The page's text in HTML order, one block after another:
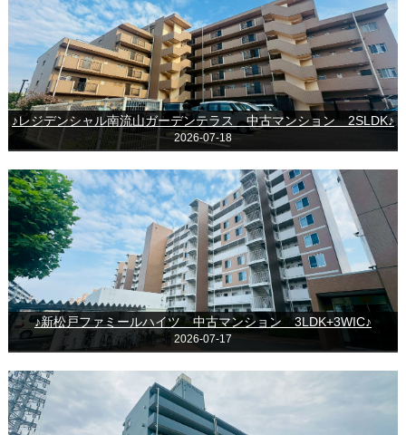
♪レジデンシャル南流山ガーデンテラス 中古マンション 2SLDK♪
2026-07-18
♪新松戸ファミールハイツ 中古マンション 3LDK+3WIC♪
2026-07-17